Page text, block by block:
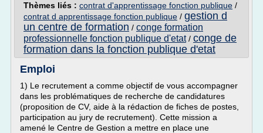
Thèmes liés : contrat d'apprentissage fonction publique /
contrat d apprentissage fonction publique / gestion d
un centre de formation / conge formation
professionnelle fonction publique d'etat/ conge de
formation dans la fonction publique d'etat
Emploi
1) Le recrutement a comme objectif de vous accompagner
dans les problématiques de recherche de candidatures
(proposition de CV, aide à la rédaction de fiches de postes,
participation au jury de recrutement). Cette mission a
amené le Centre de Gestion a mettre en place une